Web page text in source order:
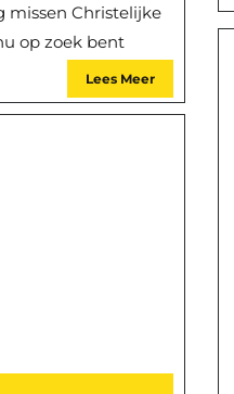
missen Christelijke
op zoek bent
Lees Meer